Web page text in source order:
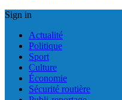
Sign in
Actualité
Politique
Sport
Culture
Économie
Sécurité routière